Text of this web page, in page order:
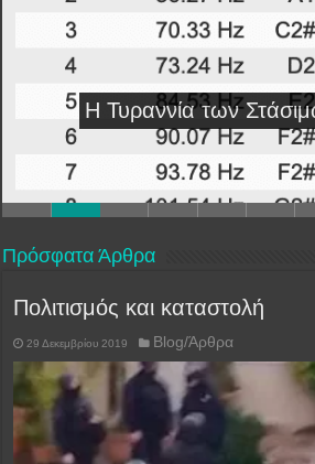
ΔΩΡΕΑΝ Απαντήσεις στην
Πρόσφατα Άρθρα
Πολιτισμός και καταστολή
29 Δεκεμβρίου 2019 Blog/Άρθρα